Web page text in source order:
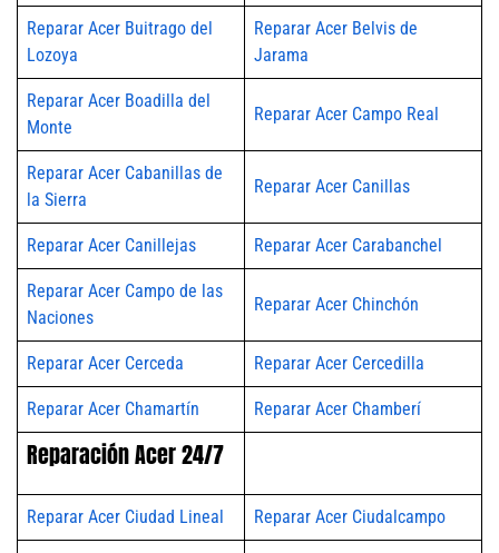
Reparar Acer Buitrago del
Lozoya
Reparar Acer Belvis de
Jarama
Reparar Acer Boadilla del
Monte
Reparar Acer Campo Real
Reparar Acer Cabanillas de
la Sierra
Reparar Acer Canillas
Reparar Acer Canillejas Reparar Acer Carabanchel
Reparar Acer Campo de las
Naciones
Reparar Acer Chinchón
Reparar Acer Cerceda Reparar Acer Cercedilla
Reparar Acer Chamartín Reparar Acer Chamberí
Reparación Acer 24/7
Reparar Acer Ciudad Lineal Reparar Acer Ciudalcampo